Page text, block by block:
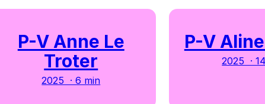
P-V Anne Le
Troter
2025 · 6 min
P-V
2025 ·